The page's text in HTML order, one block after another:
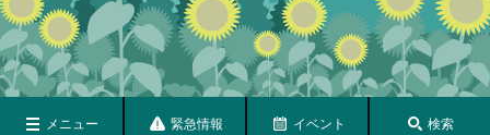
メニュー 緊急情報 イベント 検索